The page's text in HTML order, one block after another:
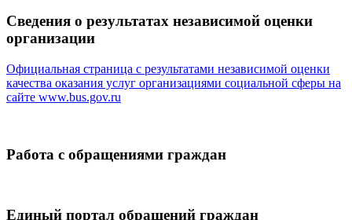
Сведения о результатах независимой оценки
организации
Официальная страница с результатами независимой оценки
качества оказания услуг организациями социальной сферы на
сайте www.bus.gov.ru
Работа с обращениями граждан
Единый портал обращений граждан